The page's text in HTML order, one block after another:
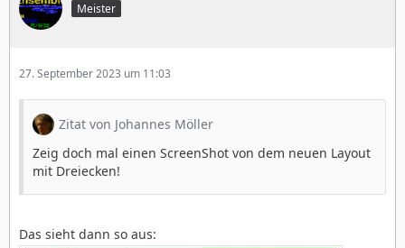
Meister
27. September 2023 um 11:03
Zitat von Johannes Möller
Zeig doch mal einen ScreenShot von dem neuen Layout
mit Dreiecken!
Das sieht dann so aus: